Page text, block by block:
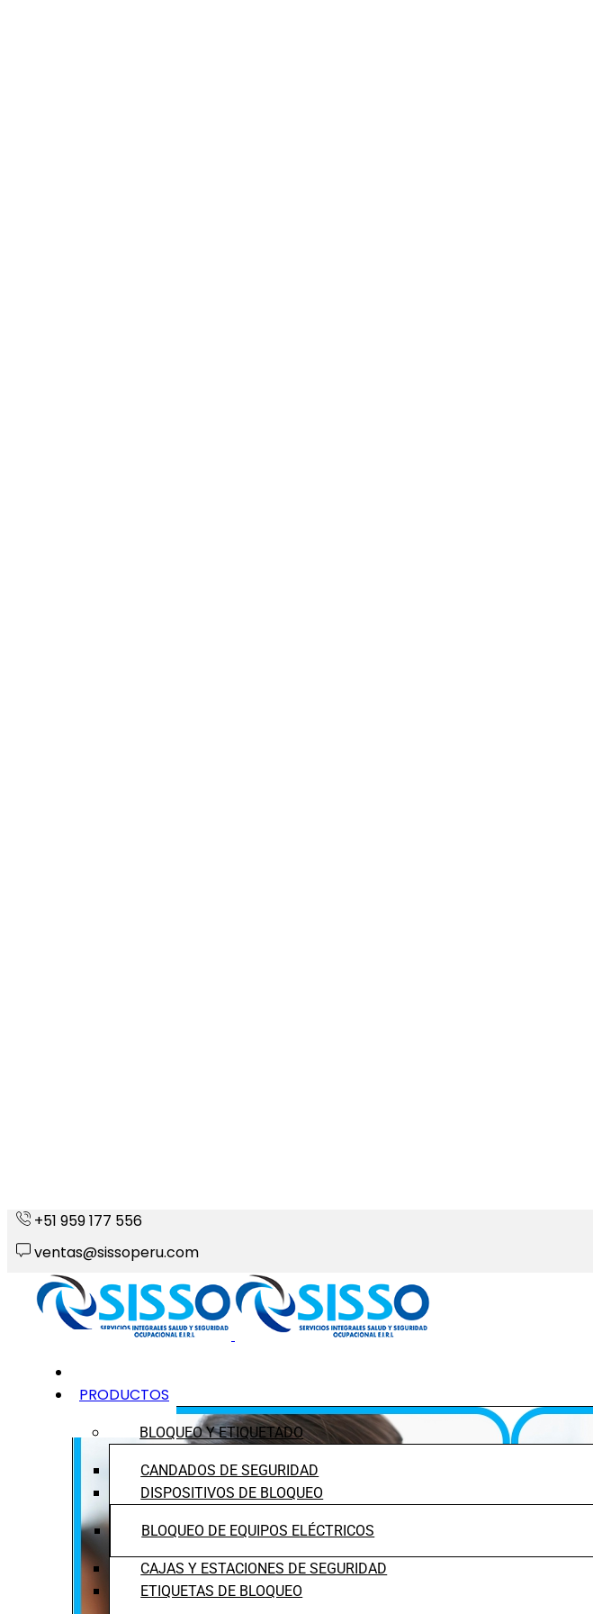
+51 959 177 556
ventas@sissoperu.com
PRODUCTOS
BLOQUEO Y ETIQUETADO
CANDADOS DE SEGURIDAD
DISPOSITIVOS DE BLOQUEO
BLOQUEO DE EQUIPOS ELÉCTRICOS
CAJAS Y ESTACIONES DE SEGURIDAD
ETIQUETAS DE BLOQUEO